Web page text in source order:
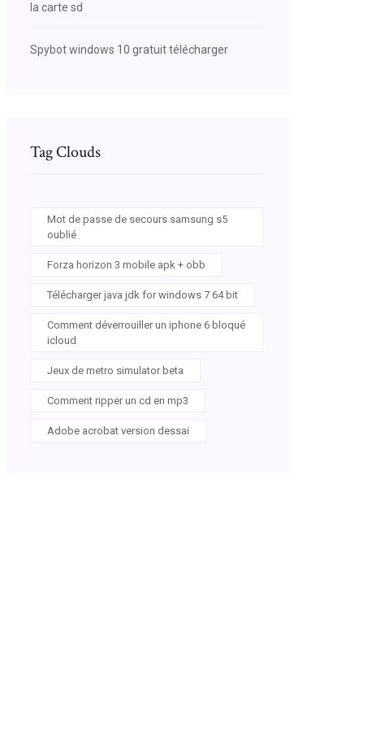
la carte sd
Spybot windows 10 gratuit télécharger
Tag Clouds
Mot de passe de secours samsung s5
oublié
Forza horizon 3 mobile apk + obb
Télécharger java jdk for windows 7 64 bit
Comment déverrouiller un iphone 6 bloqué
icloud
Jeux de metro simulator beta
Comment ripper un cd en mp3
Adobe acrobat version dessai